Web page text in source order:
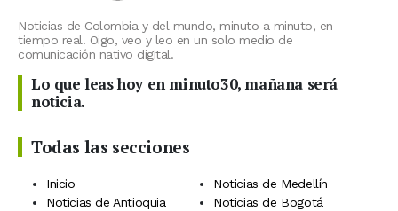
Noticias de Colombia y del mundo, minuto a minuto, en
tiempo real. Oigo, veo y leo en un solo medio de
comunicación nativo digital.
Lo que leas hoy en minuto30, mañana será
noticia.
Todas las secciones
Inicio
Noticias de Medellín
Noticias de Antioquia
Noticias de Bogotá